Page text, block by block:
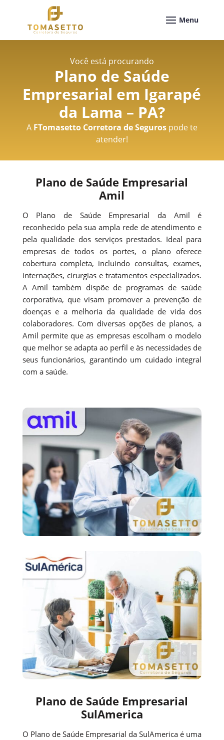
Você está procurando
Plano de Saúde
Empresarial em Igarapé
da Lama – PA?
A FTomasetto Corretora de Segurospode te
atender!
Plano de Saúde Empresarial
Amil
O Plano de Saúde Empresarial da Amil é
reconhecido pela sua ampla rede de atendimento e
pela qualidade dos serviços prestados. Ideal para
empresas de todos os portes, o plano oferece
cobertura completa, incluindo consultas, exames,
internações, cirurgias e tratamentos especializados.
A Amil também dispõe de programas de saúde
corporativa, que visam promover a prevenção de
doenças e a melhoria da qualidade de vida dos
colaboradores. Com diversas opções de planos, a
Amil permite que as empresas escolham o modelo
que melhor se adapta ao perfil e às necessidades de
seus funcionários, garantindo um cuidado integral
com a saúde.
Plano de Saúde Empresarial
SulAmerica
O Plano de Saúde Empresarial da SulAmerica é uma